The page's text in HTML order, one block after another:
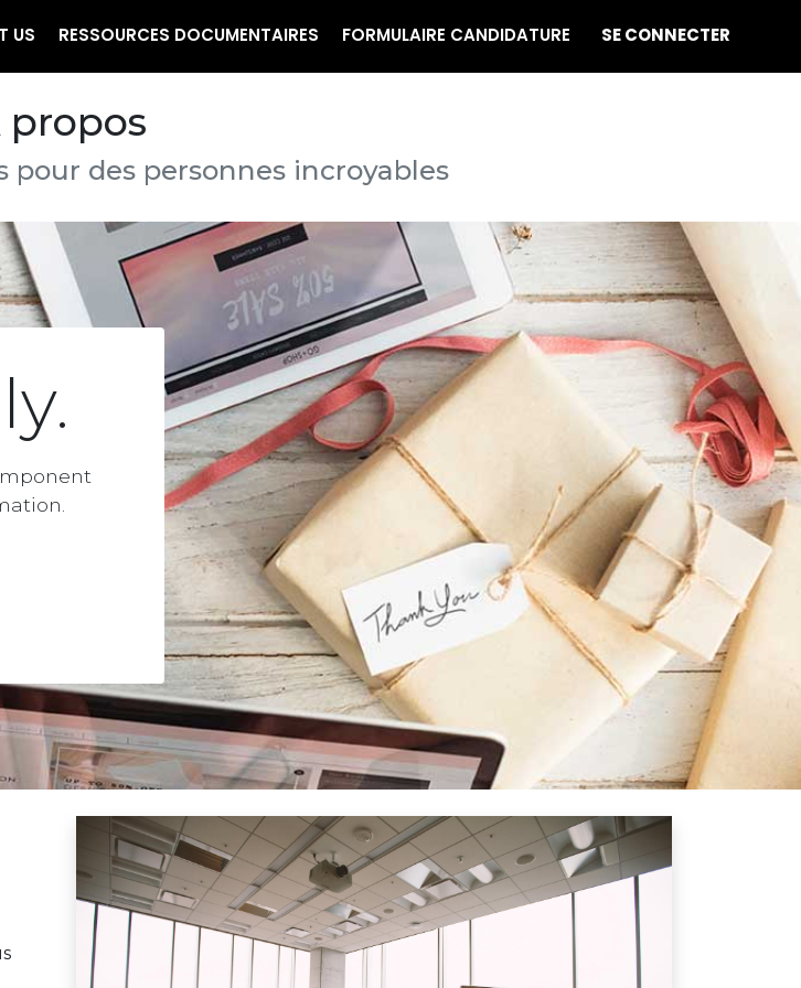
US RESSOURCES DOCUMENTAIRES FORMULAIRE CANDIDATURE SE CONNECTER
propos
pour des personnes incroyables